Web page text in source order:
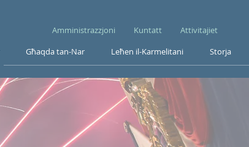
Għaqda tan-Nar Leħen il-Karmelitani Storja
Amministrazzjoni Kuntatt Attivitajiet